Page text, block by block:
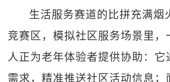
生活服务赛道的比拼充满烟
竞赛区，模拟社区服务场景里，
人正为老年体验者提供协助：它
需求，精准推送社区活动信息；